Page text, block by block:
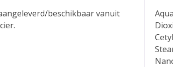
beschikbaar vanuit